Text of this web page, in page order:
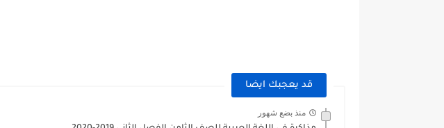
قد يعجبك ايضا
منذ بضع شهور